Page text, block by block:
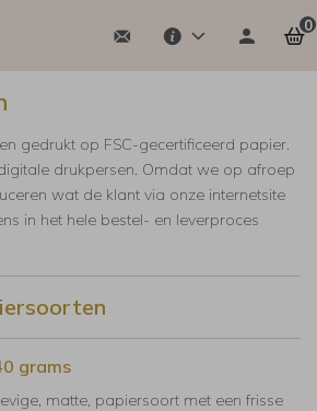
0
gedrukt op FSC-gecertificeerd papier.
drukpersen. Omdat we op afroep
wat de klant via onze internetsite
in het hele bestel- en leverproces
grams
matte, papiersoort met een frisse